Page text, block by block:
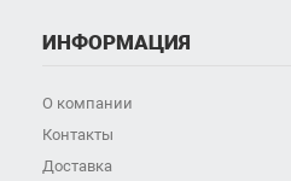
ИНФОРМАЦИЯ
О компании
Контакты
Доставка